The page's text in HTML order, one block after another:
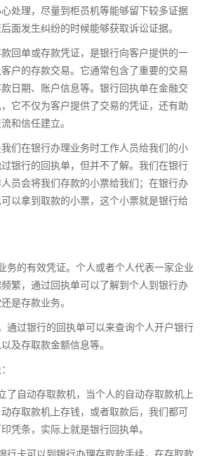
处理，尽量到柜员机等能够留下较多证据
面发生纠纷的时候能够获取诉讼证据。
回单或存款凭证，是银行向客户提供的一
户的存款交易。它通常包含了重要的交易
日期、账户信息等。银行回执单在金融交
它不仅为客户提供了交易的凭证，还有助
和信任建立。
们在银行办理业务时工作人员给我们的小
银行的回执单，但并不了解。我们在银行
员会将我们存款的小票给我们；在银行办
以拿到取款的小票，这个小票就是银行给
务的有效凭证。个人或者个人代表一家企业
繁，通过回执单可以了解到个人到银行办
是存款业务。
通过银行的回执单可以来查询个人开户银行
及存取款金额信息等。
了自动存取款机，当个人的自动存取款机上
存取款机上存钱，或者取款后，我们都可
凭条，实际上就是银行回执单。
行卡可以到银行办理存取款手续，在存取款